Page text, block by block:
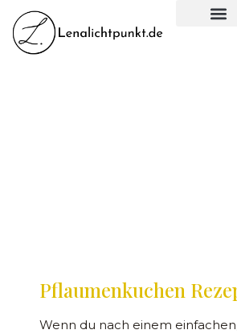
Pflaumenkuchen
Wenn du nach einem